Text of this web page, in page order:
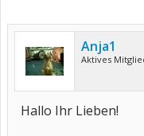
Anja1
Aktives
Hallo Ihr Lieben!